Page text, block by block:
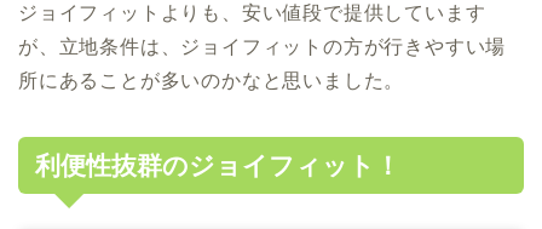
ジョイフィットよりも、安い値段で提供しています
が、立地条件は、ジョイフィットの方が行きやすい場
所にあることが多いのかなと思いました。
利便性抜群のジョイフィット！